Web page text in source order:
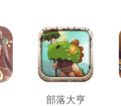
部落大亨